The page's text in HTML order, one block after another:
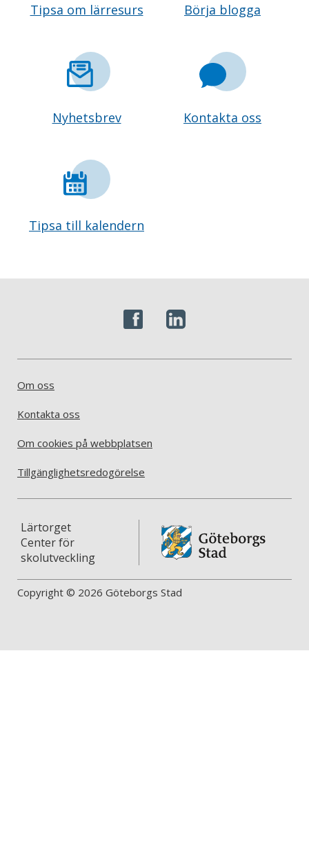
Tipsa om lärresurs Börja blogga
Nyhetsbrev Kontakta oss
Tipsa till kalendern
Om oss
Kontakta oss
Om cookies på webbplatsen
Tillgänglighetsredogörelse
Lärtorget
Center för
skolutveckling
Copyright © 2026 Göteborgs Stad